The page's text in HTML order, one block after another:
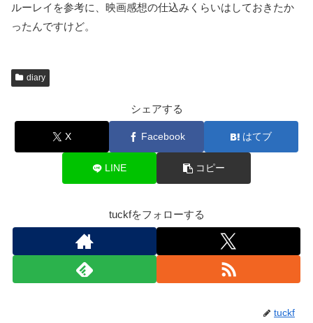
ルーレイを参考に、映画感想の仕込みくらいはしておきたか
ったんですけど。
diary
シェアする
X Facebook はてブ
LINE コピー
tuckfをフォローする
tuckf